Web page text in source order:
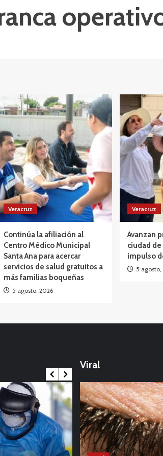
Veracruz
Continúa la afiliación al
Centro Médico Municipal
Santa Ana para acercar
servicios de salud gratuitos a
más familias boqueñas
5 agosto, 2026
Veracruz
Avanzan
ciudad de
impulso
5 agosto,
Internacional
Viralcalendario